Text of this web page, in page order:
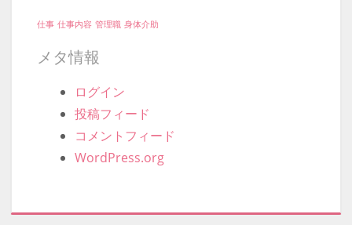
仕事 仕事内容 管理職 身体介助
メタ情報
ログイン
投稿フィード
コメントフィード
WordPress.org